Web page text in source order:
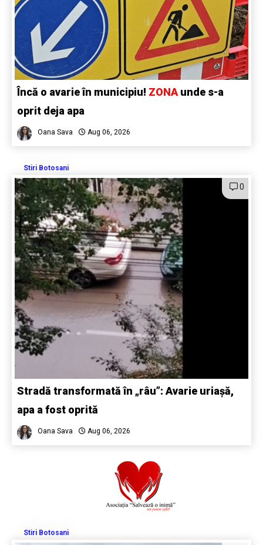
Încă o avarie în municipiu! ZONA unde s-a
oprit deja apa
Oana Sava Aug 06, 2026
Stiri Botosani
0
Stradă transformată în „râu”: Avarie uriașă,
apa a fost oprită
Oana Sava Aug 06, 2026
Stiri Botosani